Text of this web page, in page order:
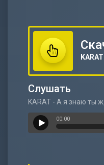
Слушать
KARAT - А я знаю ты
00:00